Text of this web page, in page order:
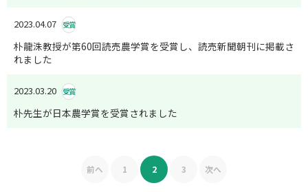
2023.04.07 受賞
朴龍洙教授が第60回読売農学賞を受賞し、読売新聞朝刊に掲載さ
れました
2023.03.20 受賞
朴先生が日本農学賞を受賞されました
前へ 1 2 3 次へ